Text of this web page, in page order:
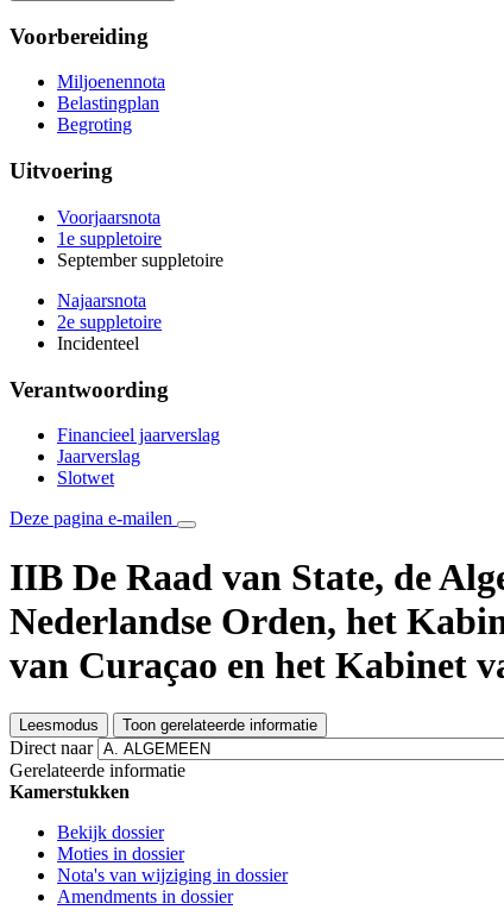
Voorbereiding
Miljoenennota
Belastingplan
Begroting
Uitvoering
Voorjaarsnota
1e suppletoire
September suppletoire
Najaarsnota
2e suppletoire
Incidenteel
Verantwoording
Financieel jaarverslag
Jaarverslag
Slotwet
Deze pagina e-mailen
IIB De Raad van State, de
Nederlandse Orden, het
van Curaçao en het Kabinet
Leesmodus Toon gerelateerde informatie
Direct naar
Gerelateerde informatie
Kamerstukken
Bekijk dossier
Moties in dossier
Nota's van wijziging in dossier
Amendments in dossier